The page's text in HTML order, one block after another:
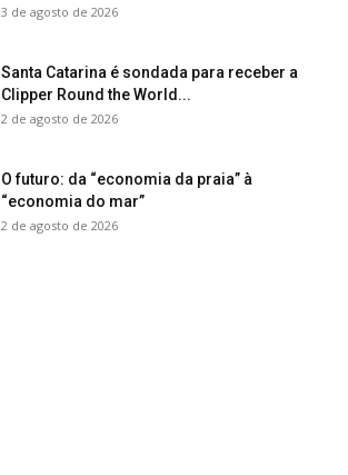
3 de agosto de 2026
Santa Catarina é sondada para receber a
Clipper Round the World...
2 de agosto de 2026
O futuro: da “economia da praia” à
“economia do mar”
2 de agosto de 2026